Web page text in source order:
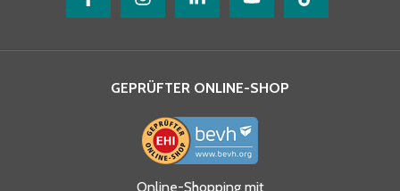
Ja, ich habe die
GEPRÜFTER ONLINE-SHOP
Online-Shopping mit